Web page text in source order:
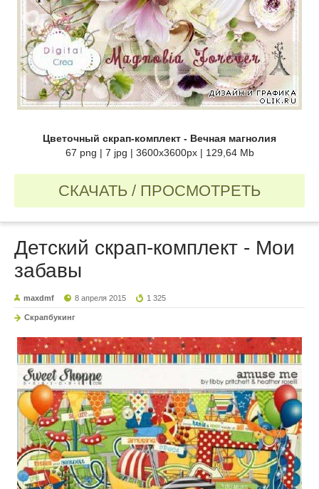
Цветочный скрап-комплект - Вечная магнолия
67 png | 7 jpg | 3600x3600px | 129,64 Mb
СКАЧАТЬ / ПРОСМОТРЕТЬ
Детский скрап-комплект - Мои
забавы
maxdmf 8 апреля 2015 1 325
Скрапбукинг